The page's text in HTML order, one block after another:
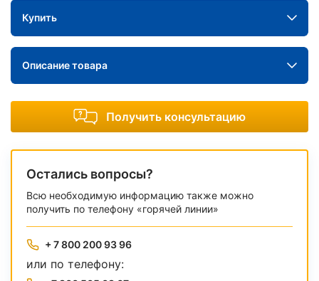
Купить
Описание товара
Получить консультацию
Остались вопросы?
Всю необходимую информацию также можно
получить по телефону «горячей линии»
+ 7 800 200 93 96
или по телефону: